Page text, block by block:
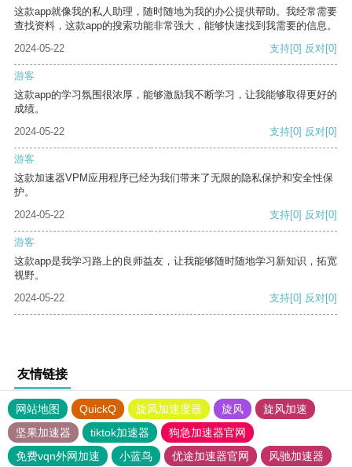
这款app就像我的私人助理，随时随地为我的办公提供帮助。我经常需要
查找资料，这款app的搜索功能非常强大，能够快速找到我需要的信息。
2024-05-22
支持[0] 反对[0]
游客
这款app的学习氛围很浓厚，能够激励我不断学习，让我能够取得更好的
成绩。
2024-05-22
支持[0] 反对[0]
游客
这款加速器VPM应用程序已经为我们带来了无限的隐私保护和安全性保
护。
2024-05-22
支持[0] 反对[0]
游客
这款app是我学习路上的良师益友，让我能够随时随地学习新知识，拓宽
视野。
2024-05-22
支持[0] 反对[0]
友情链接
网站地图 QuickQ 旋风加速度器 旋风
旋风加速
坚果加速器
tiktok加速器
狗急加速器官网
免费vqn外网加速
小蓝鸟 优途加速器官网 风驰加速器